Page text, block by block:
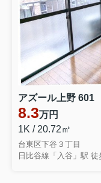
アズール上野 601
8.3万円
1K / 20.72㎡
台東区下谷３丁目
日比谷線「入谷」駅 徒